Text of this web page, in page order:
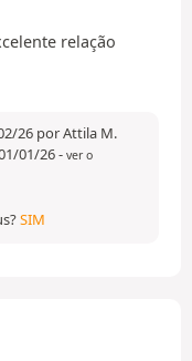
relação
26 por Attila M.
01/26- ver o
SIM